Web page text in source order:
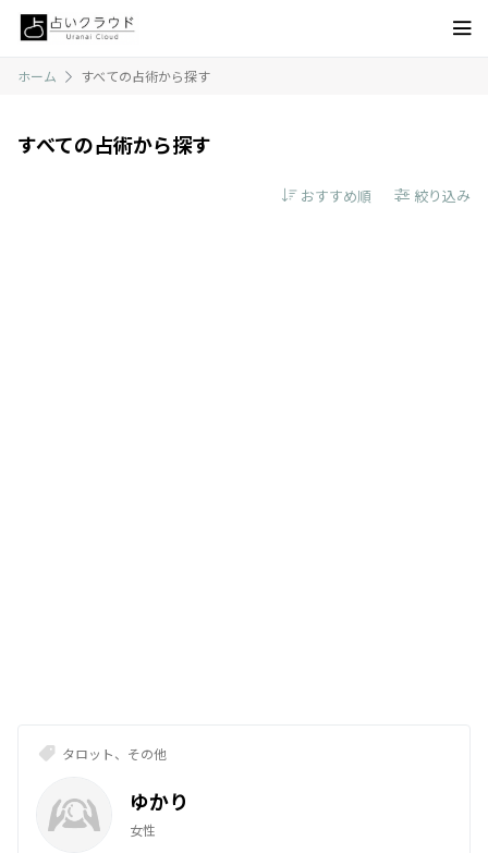
ホーム すべての占術から探す
すべての占術から探す
絞り込み
タロット、その他
ゆかり
女性